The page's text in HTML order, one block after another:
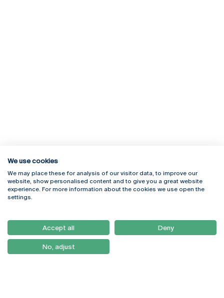
Rua Diogo Botelho 1327
4169-005 Porto
+351 226 196 240
Campus Online
Webmail
Como Chegar
Newsletter
We use cookies
We may place these for analysis of our visitor data, to improve our
website, show personalised content and to give you a great website
experience. For more information about the cookies we use open the
settings.
Accept all Deny
No, adjust